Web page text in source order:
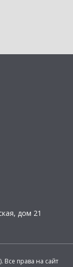
дом 21
права на сайт